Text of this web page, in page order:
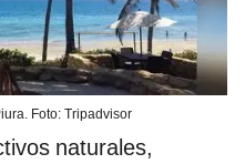
Foto: Tripadvisor
naturales,